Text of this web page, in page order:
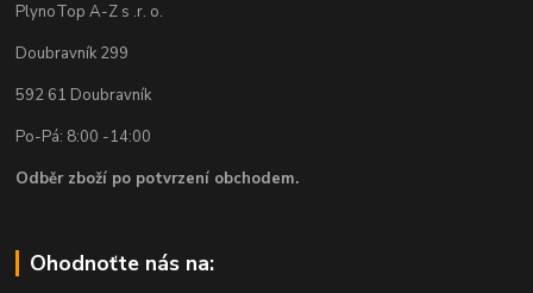
PlynoTop A-Z s .r. o.
Doubravník 299
592 61 Doubravník
Po-Pá: 8:00 -14:00
Odběr zboží po potvrzení obchodem.
Ohodnoťte nás na: